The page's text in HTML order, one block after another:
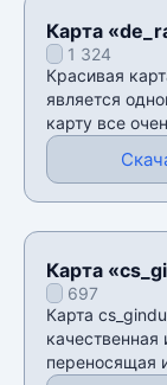
Карта
1 324
Красивая
является
карту все
Карта
697
Карта
переносящая